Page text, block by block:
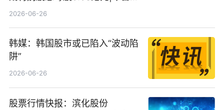
看
2026-06-26
韩媒：韩国股市或已陷入“波动陷
阱”
2026-06-26
股票行情快报：滨化股份